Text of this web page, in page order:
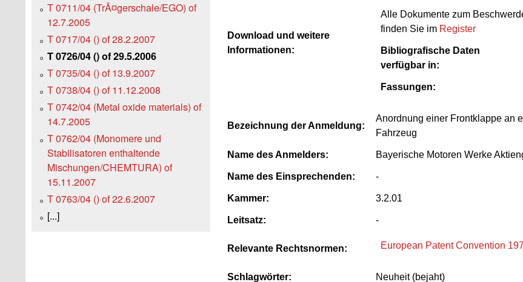
Download und weitere
Informationen:
Alle Dokumente zum
finden Sie im Register
Bibliografische Daten
verfügbar in:
Fassungen:
Bezeichnung der Anmeldung:
Anordnung einer Frontklappe an
Fahrzeug
Name des Anmelders: Bayerische Motoren Werke
Name des Einsprechenden: -
Kammer: 3.2.01
Leitsatz: -
Relevante Rechtsnormen: European Patent Convention
Schlagwörter: Neuheit (bejaht)
T 0711/04 (TrÃ¤gerschale/EGO) of
12.7.2005
T 0717/04 () of 28.2.2007
T 0726/04 () of 29.5.2006
T 0735/04 () of 13.9.2007
T 0738/04 () of 11.12.2008
T 0742/04 (Metal oxide materials) of
14.7.2005
T 0762/04 (Monomere und
Stabilisatoren enthaltende
Mischungen/CHEMTURA) of
15.11.2007
T 0763/04 () of 22.6.2007
[...]